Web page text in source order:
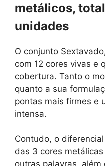
metálicos,
unidades
O conjunto
com 12 cores vivas e
cobertura. Tanto o
quanto a sua
pontas mais firmes e
intensa.
Contudo, o
das 3 cores